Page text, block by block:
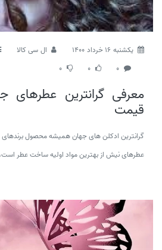
يكشنبه 16 خرداد 1400 ال سی کالا
0
0
0
معرفی گرانترین
قیمت
گرانترین ادکلن های جهان همیشه محصول
عطرهای نیش از بهترین مواد اولیه ساخت عطر